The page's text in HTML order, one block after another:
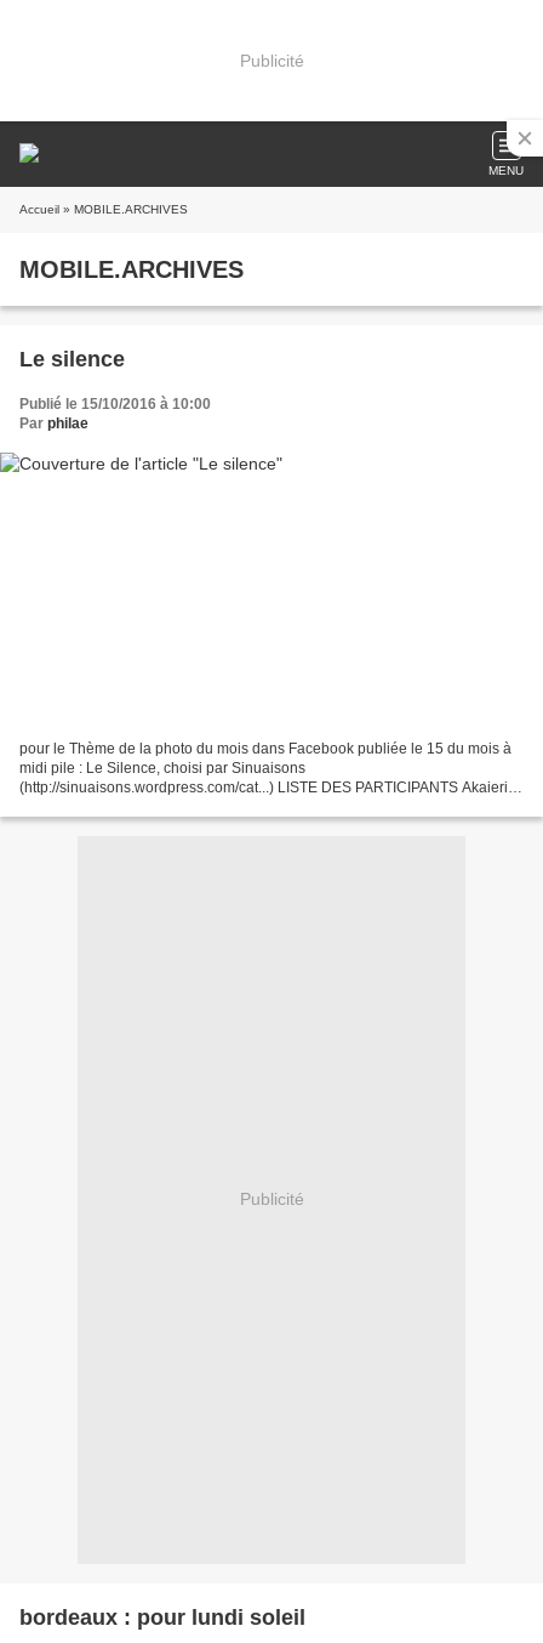
Publicité
MENU
Accueil » MOBILE.ARCHIVES
MOBILE.ARCHIVES
Le silence
Publié le 15/10/2016 à 10:00
Par philae
pour le Thème de la photo du mois dans Facebook publiée le 15 du mois à
midi pile : Le Silence, choisi par Sinuaisons
(http://sinuaisons.wordpress.com/cat...) LISTE DES PARTICIPANTS Akaieric,
Publicité
bordeaux : pour lundi soleil